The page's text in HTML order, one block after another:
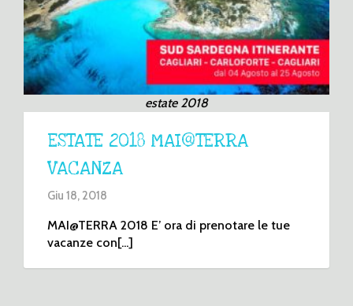
estate 2018
ESTATE 2018 MAI@TERRA
VACANZA
Giu 18, 2018
MAI@TERRA 2018 E’ ora di prenotare le tue
vacanze con[...]